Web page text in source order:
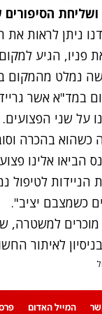
ושליחת
ניתן לראות
פניו, הגיע
נמלט מהמקום
במד"א אשר
בהכרה
הניידות
כשמצבם יציב".
מוכרים למשטרה,
לאיתור
המייל האדום